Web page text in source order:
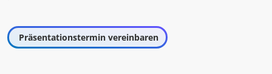
Präsentationstermin vereinbaren